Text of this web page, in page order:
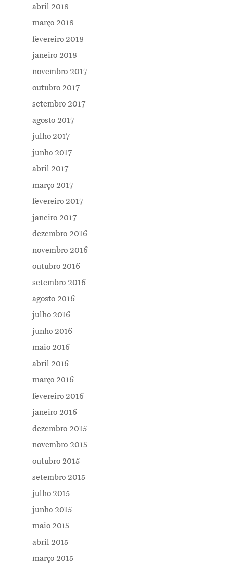
abril 2018
março 2018
fevereiro 2018
janeiro 2018
novembro 2017
outubro 2017
setembro 2017
agosto 2017
julho 2017
junho 2017
abril 2017
março 2017
fevereiro 2017
janeiro 2017
dezembro 2016
novembro 2016
outubro 2016
setembro 2016
agosto 2016
julho 2016
junho 2016
maio 2016
abril 2016
março 2016
fevereiro 2016
janeiro 2016
dezembro 2015
novembro 2015
outubro 2015
setembro 2015
julho 2015
junho 2015
maio 2015
abril 2015
março 2015